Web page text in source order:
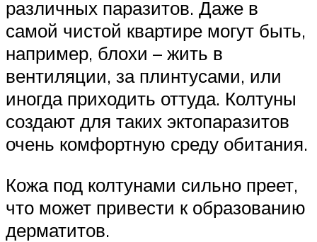
различных паразитов. Даже в
самой чистой квартире могут быть,
например, блохи – жить в
вентиляции, за плинтусами, или
иногда приходить оттуда. Колтуны
создают для таких эктопаразитов
очень комфортную среду обитания.
Кожа под колтунами сильно преет,
что может привести к образованию
дерматитов.